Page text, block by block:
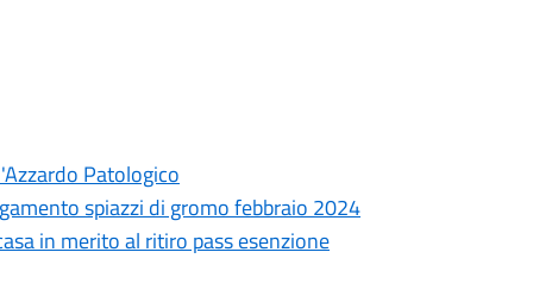
Patologico
spiazzi di gromo febbraio 2024
in merito al ritiro pass esenzione